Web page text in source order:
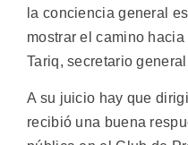
la conciencia general
mostrar el camino
Tariq, secretario
A su juicio hay que
recibió una buena